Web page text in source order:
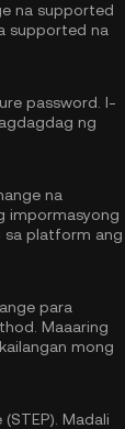
na supported
supported na
password. I-
ng
na
impormasyong
sa platform ang
para
Maaaring
mong
Madali